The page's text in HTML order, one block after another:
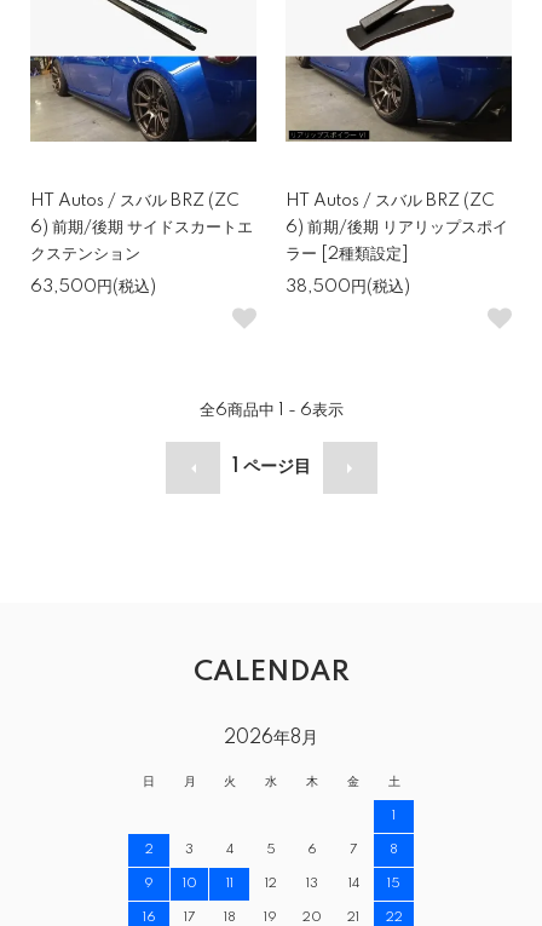
HT Autos / スバル BRZ (ZC
6) 前期/後期 サイドスカートエ
クステンション
63,500円(税込)
HT Autos / スバル BRZ (ZC
6) 前期/後期 リアリップスポイ
ラー [2種類設定]
38,500円(税込)
全6商品中 1 - 6表示
ページ目
CALENDAR
2026年8月
日 月 火 水 木 金 土
1
2 3 4 5 6 7 8
9 10 11 12 13 14 15
16 17 18 19 20 21 22